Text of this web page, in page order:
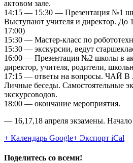
актовом зале.
14:15 — 15:30 — Презентация №1
Выступают учителя и директор. До
17:00)
15:30 — Мастер-класс по
15:30 — экскурсии, ведут
16:00 — Презентация №2 школы в
директор, учителя, родители,
17:15 — ответы на вопросы.
Личные беседы. Самостоятельные
экскурсоводов.
18:00 — окончание мероприятия.
— 16,17,18 апреля экзамены. Начало
+ Календарь Google+ Экспорт iCal
Поделитесь со всеми!